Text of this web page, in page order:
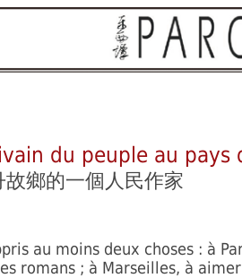
du peuple au pays
鄉的一個人民作家
au moins deux choses : à
romans ; à Marseilles, à